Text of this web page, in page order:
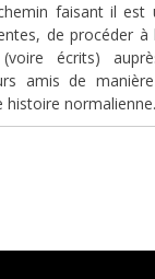
faisant il est
de procéder
écrits)
amis de
normalienne.